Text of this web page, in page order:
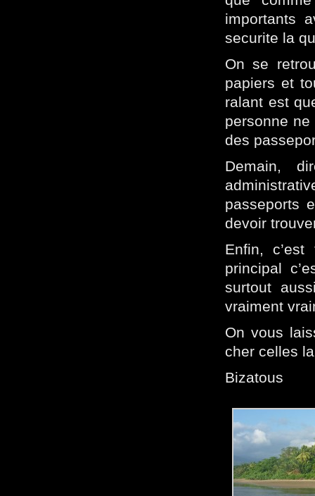
importants
securite la
On se
papiers et
ralant est
personne
des
Demain,
passeports
devoir
Enfin,
principal
surtout
vraiment
On vous
cher celles
Bizatous